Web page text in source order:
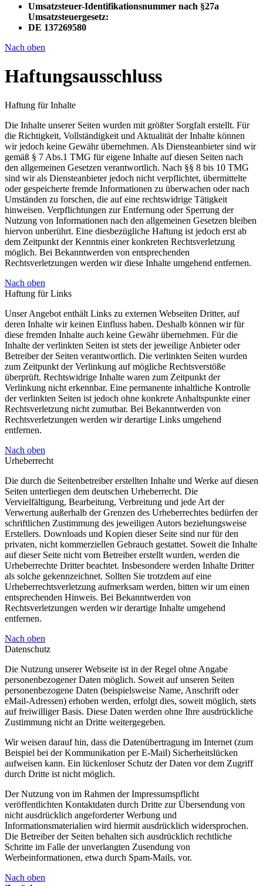
Umsatzsteuer-Identifikationsnummer nach §27a
Umsatzsteuergesetz:
DE 137269580
Nach oben
Haftungsausschluss
Haftung für Inhalte
Die Inhalte unserer Seiten wurden mit größter Sorgfalt erstellt. Für
die Richtigkeit, Vollständigkeit und Aktualität der Inhalte können
wir jedoch keine Gewähr übernehmen. Als Diensteanbieter sind wir
gemäß § 7 Abs.1 TMG für eigene Inhalte auf diesen Seiten nach
den allgemeinen Gesetzen verantwortlich. Nach §§ 8 bis 10 TMG
sind wir als Diensteanbieter jedoch nicht verpflichtet, übermittelte
oder gespeicherte fremde Informationen zu überwachen oder nach
Umständen zu forschen, die auf eine rechtswidrige Tätigkeit
hinweisen. Verpflichtungen zur Entfernung oder Sperrung der
Nutzung von Informationen nach den allgemeinen Gesetzen bleiben
hiervon unberührt. Eine diesbezügliche Haftung ist jedoch erst ab
dem Zeitpunkt der Kenntnis einer konkreten Rechtsverletzung
möglich. Bei Bekanntwerden von entsprechenden
Rechtsverletzungen werden wir diese Inhalte umgehend entfernen.
Nach oben
Haftung für Links
Unser Angebot enthält Links zu externen Webseiten Dritter, auf
deren Inhalte wir keinen Einfluss haben. Deshalb können wir für
diese fremden Inhalte auch keine Gewähr übernehmen. Für die
Inhalte der verlinkten Seiten ist stets der jeweilige Anbieter oder
Betreiber der Seiten verantwortlich. Die verlinkten Seiten wurden
zum Zeitpunkt der Verlinkung auf mögliche Rechtsverstöße
überprüft. Rechtswidrige Inhalte waren zum Zeitpunkt der
Verlinkung nicht erkennbar. Eine permanente inhaltliche Kontrolle
der verlinkten Seiten ist jedoch ohne konkrete Anhaltspunkte einer
Rechtsverletzung nicht zumutbar. Bei Bekanntwerden von
Rechtsverletzungen werden wir derartige Links umgehend
entfernen.
Nach oben
Urheberrecht
Die durch die Seitenbetreiber erstellten Inhalte und Werke auf diesen
Seiten unterliegen dem deutschen Urheberrecht. Die
Vervielfältigung, Bearbeitung, Verbreitung und jede Art der
Verwertung außerhalb der Grenzen des Urheberrechtes bedürfen der
schriftlichen Zustimmung des jeweiligen Autors beziehungsweise
Erstellers. Downloads und Kopien dieser Seite sind nur für den
privaten, nicht kommerziellen Gebrauch gestattet. Soweit die Inhalte
auf dieser Seite nicht vom Betreiber erstellt wurden, werden die
Urheberrechte Dritter beachtet. Insbesondere werden Inhalte Dritter
als solche gekennzeichnet. Sollten Sie trotzdem auf eine
Urheberrechtsverletzung aufmerksam werden, bitten wir um einen
entsprechenden Hinweis. Bei Bekanntwerden von
Rechtsverletzungen werden wir derartige Inhalte umgehend
entfernen.
Nach oben
Datenschutz
Die Nutzung unserer Webseite ist in der Regel ohne Angabe
personenbezogener Daten möglich. Soweit auf unseren Seiten
personenbezogene Daten (beispielsweise Name, Anschrift oder
eMail-Adressen) erhoben werden, erfolgt dies, soweit möglich, stets
auf freiwilliger Basis. Diese Daten werden ohne Ihre ausdrückliche
Zustimmung nicht an Dritte weitergegeben.
Wir weisen darauf hin, dass die Datenübertragung im Internet (zum
Beispiel bei der Kommunikation per E-Mail) Sicherheitslücken
aufweisen kann. Ein lückenloser Schutz der Daten vor dem Zugriff
durch Dritte ist nicht möglich.
Der Nutzung von im Rahmen der Impressumspflicht
veröffentlichten Kontaktdaten durch Dritte zur Übersendung von
nicht ausdrücklich angeforderter Werbung und
Informationsmaterialien wird hiermit ausdrücklich widersprochen.
Die Betreiber der Seiten behalten sich ausdrücklich rechtliche
Schritte im Falle der unverlangten Zusendung von
Werbeinformationen, etwa durch Spam-Mails, vor.
Nach oben